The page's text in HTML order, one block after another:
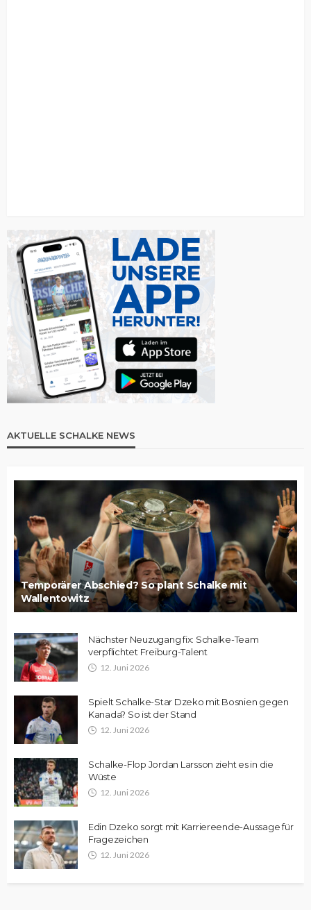
AKTUELLE SCHALKE NEWS
Temporärer Abschied? So plant Schalke mit
Wallentowitz
Nächster Neuzugang fix: Schalke-Team
verpflichtet Freiburg-Talent
12. Juni 2026
Spielt Schalke-Star Dzeko mit Bosnien gegen
Kanada? So ist der Stand
12. Juni 2026
Schalke-Flop Jordan Larsson zieht es in die
Wüste
12. Juni 2026
Edin Dzeko sorgt mit Karriereende-Aussage für
Fragezeichen
12. Juni 2026